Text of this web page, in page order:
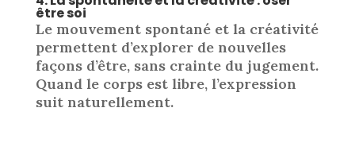
être soi
Le mouvement spontané et la créativité
permettent d’explorer de nouvelles
façons d’être, sans crainte du jugement.
Quand le corps est libre, l’expression
suit naturellement.